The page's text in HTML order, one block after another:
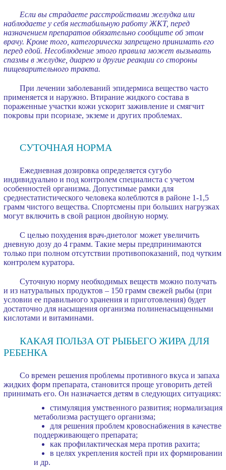
Если вы страдаете расстройствами желудка или
наблюдаете у себя нестабильную работу ЖКТ, перед
назначением препаратов обязательно сообщите об этом
врачу. Кроме того, категорически запрещено принимать его
перед едой. Несоблюдение этого правила может вызывать
спазмы в желудке, диарею и другие реакции со стороны
пищеварительного тракта.
При лечении заболеваний эпидермиса вещество часто
применяется и наружно. Втирание жидкого состава в
пораженные участки кожи ускорит заживление и смягчит
покровы при псориазе, экземе и других проблемах.
СУТОЧНАЯ НОРМА
Ежедневная дозировка определяется сугубо
индивидуально и под контролем специалиста с учетом
особенностей организма. Допустимые рамки для
среднестатистического человека колеблются в районе 1-1,5
грамм чистого вещества. Спортсмены при больших нагрузках
могут включить в свой рацион двойную норму.
С целью похудения врач-диетолог может увеличить
дневную дозу до 4 грамм. Такие меры предпринимаются
только при полном отсутствии противопоказаний, под чутким
контролем куратора.
Суточную норму необходимых веществ можно получать
и из натуральных продуктов – 150 грамм свежей рыбы (при
условии ее правильного хранения и приготовления) будет
достаточно для насыщения организма полиненасыщенными
кислотами и витаминами.
КАКАЯ ПОЛЬЗА ОТ РЫБЬЕГО ЖИРА ДЛЯ
РЕБЕНКА
Со времен решения проблемы противного вкуса и запаха
жидких форм препарата, становится проще уговорить детей
принимать его. Он назначается детям в следующих ситуациях:
стимуляция умственного развития; нормализация
метаболизма растущего организма;
для решения проблем кровоснабжения в качестве
поддерживающего препарата;
как профилактическая мера против рахита;
в целях укрепления костей при их формировании
и др.